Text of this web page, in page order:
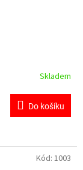
Skladem
Do košíku
Kód: 1003